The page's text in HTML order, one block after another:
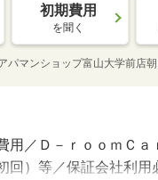
初期費用
を聞く
パマンショップ富山大学前店朝
用／Ｄ－ｒｏｏｍＣａ
回）等／保証会社利用